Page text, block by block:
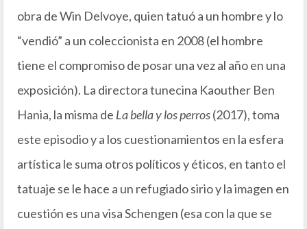
obra de Win Delvoye, quien tatuó a un hombre y lo
“vendió” a un coleccionista en 2008 (el hombre
tiene el compromiso de posar una vez al año en una
exposición). La directora tunecina Kaouther Ben
Hania, la misma de La bella y los perros(2017), toma
este episodio y a los cuestionamientos en la esfera
artística le suma otros políticos y éticos, en tanto el
tatuaje se le hace a un refugiado sirio y la imagen en
cuestión es una visa Schengen (esa con la que se